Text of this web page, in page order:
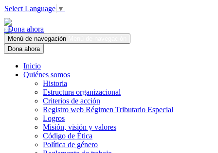
Select Language ▼
Dona ahora
Menú de navegación
Dona ahora
Inicio
Quiénes somos
Historia
Estructura organizacional
Criterios de acción
Registro web Régimen Tributario Especial
Logros
Misión, visión y valores
Código de Ética
Política de género